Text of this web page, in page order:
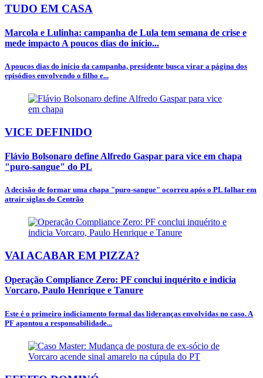
TUDO EM CASA
Marcola e Lulinha: campanha de Lula tem semana de crise e
mede impacto A poucos dias do início...
A poucos dias do início da campanha, presidente busca virar a página dos
episódios envolvendo o filho e...
VICE DEFINIDO
Flávio Bolsonaro define Alfredo Gaspar para vice em chapa
"puro-sangue" do PL
A decisão de formar uma chapa "puro-sangue" ocorreu após o PL falhar em
atrair siglas do Centrão
VAI ACABAR EM PIZZA?
Operação Compliance Zero: PF conclui inquérito e indicia
Vorcaro, Paulo Henrique e Tanure
Este é o primeiro indiciamento formal das lideranças envolvidas no caso. A
PF apontou a responsabilidade...